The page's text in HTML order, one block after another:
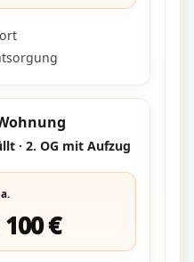
· 2. OG mit Aufzug
100 €